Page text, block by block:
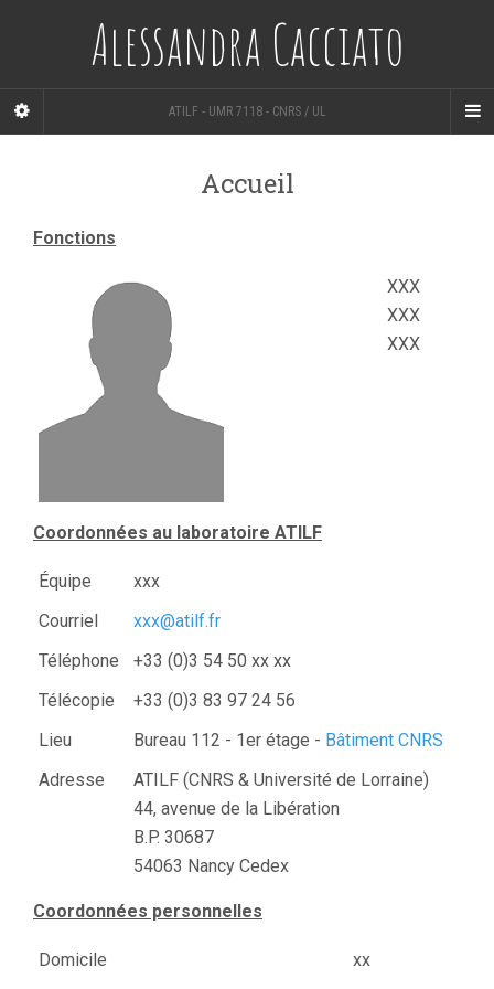
Alessandra Cacciato
ATILF - UMR 7118 - CNRS / UL
Accueil
Fonctions
XXX
XXX
XXX
Coordonnées au laboratoire ATILF
Équipe
xxx
Courriel
xxx@atilf.fr
Téléphone
+33 (0)3 54 50 xx xx
Télécopie
+33 (0)3 83 97 24 56
Lieu
Bureau 112 - 1er étage - Bâtiment CNRS
Adresse
ATILF (CNRS & Université de Lorraine)
44, avenue de la Libération
B.P. 30687
54063 Nancy Cedex
Coordonnées personnelles
Domicile xx